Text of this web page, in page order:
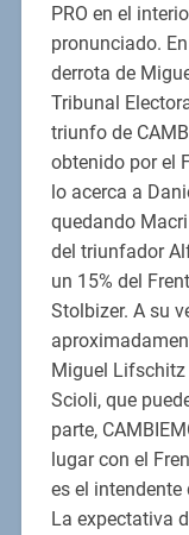
PRO en el
pronunciado.
derrota de
Tribunal
triunfo de
obtenido por el
lo acerca a
quedando
del triunfador
un 15% del
Stolbizer. A su
Miguel
Scioli, que
parte,
lugar con el
es el intendente
La expectativa